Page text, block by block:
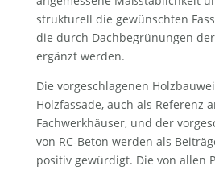
strukturell die gewünschten
die durch Dachbegrünungen
ergänzt werden.
Die vorgeschlagenen
Holzfassade, auch als Referenz
Fachwerkhäuser, und der
von RC-Beton werden als
positiv gewürdigt. Die von allen